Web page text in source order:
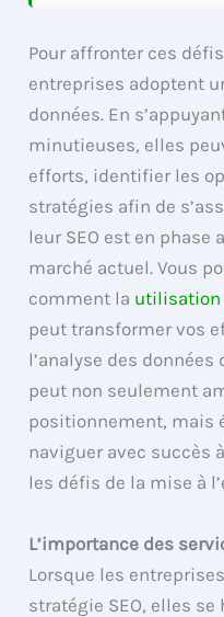
Pour affronter ces
entreprises adoptent
données. En
minutieuses, elles
efforts, identifier les
stratégies afin de
leur SEO est en phase
marché actuel. Vous
comment la utilisation
peut transformer vos
l’analyse des données
peut non seulement
positionnement, mais
naviguer avec succès
les défis de la mise à
L’importance des
Lorsque les
stratégie SEO, elles